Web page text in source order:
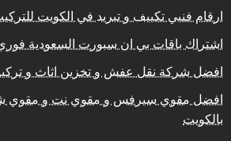
ارقام فنيي تكييف و تبريد في الكويت
اشتراك باقات بي ان سبورت السعودية
افضل شركة نقل عفش و تخزين اثاث و
افضل مقوي سيرفس و مقوي نت و مقوي
بالكويت